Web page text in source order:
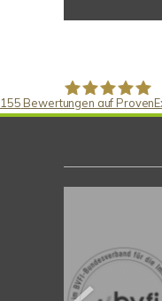
155 Bewertungen auf